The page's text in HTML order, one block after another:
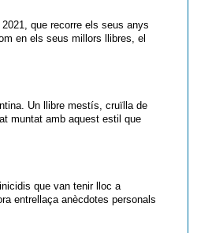
2021, que recorre els seus anys
en els seus millors llibres, el
Un llibre mestís, cruïlla de
muntat amb aquest estil que
que van tenir lloc a
entrellaça anècdotes personals